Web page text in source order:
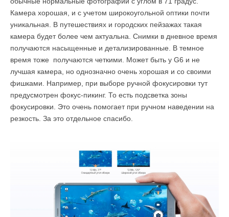
Камера хорошая, и с учетом широкоугольной оптики почти
уникальная. В путешествиях и городских пейзажах такая
камера будет более чем актуальна. Снимки в дневное время
получаются насыщенные и детализированные. В темное
время тоже получаются четкими. Может быть у G6 и не
лучшая камера, но однозначно очень хорошая и со своими
фишками. Например, при выборе ручной фокусировки тут
предусмотрен фокус-пикинг. То есть подсветка зоны
фокусировки. Это очень помогает при ручном наведении на
резкость. За это отдельное спасибо.